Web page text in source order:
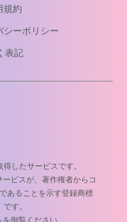
規約
シーポリシー
表記
したサービスです。
ビスが、著作権者からコ
あることを示す登録商標
す。
御覧ください。